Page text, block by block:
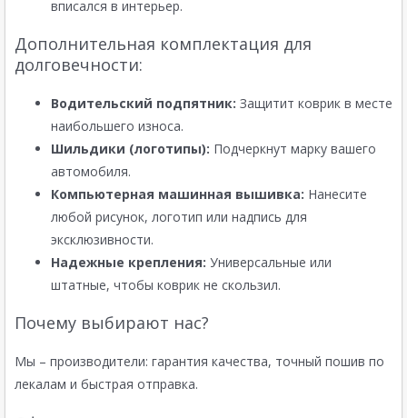
вписался в интерьер.
Дополнительная комплектация для
долговечности:
Водительский подпятник: Защитит коврик в месте
наибольшего износа.
Шильдики (логотипы): Подчеркнут марку вашего
автомобиля.
Компьютерная машинная вышивка: Нанесите
любой рисунок, логотип или надпись для
эксклюзивности.
Надежные крепления: Универсальные или
штатные, чтобы коврик не скользил.
Почему выбирают нас?
Мы – производители: гарантия качества, точный пошив по
лекалам и быстрая отправка.